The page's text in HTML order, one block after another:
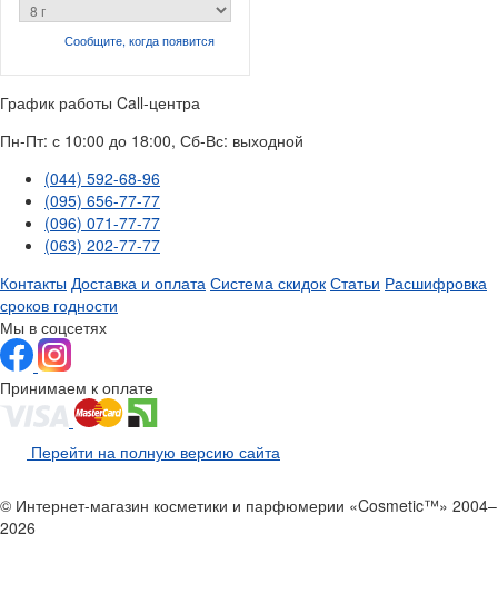
Сообщите, когдапоявится
График работы Call-центра
Пн-Пт: с 10:00 до 18:00, Сб-Вс: выходной
(044) 592-68-96
(095) 656-77-77
(096) 071-77-77
(063) 202-77-77
Контакты Доставка и оплата Система скидок Статьи Расшифровка
сроков годности
Мы в соцсетях
Принимаем к оплате
Перейти на полную версию сайта
© Интернет-магазин косметики и парфюмерии «Cosmetic™» 2004–
2026